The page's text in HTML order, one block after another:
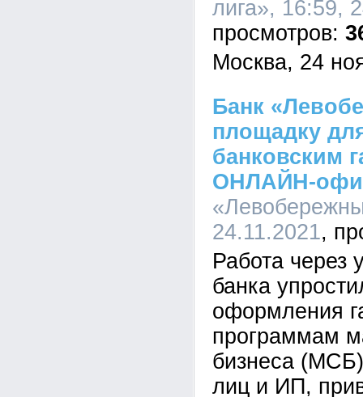
лига», 16:59,
Москва, 24
Банк
площадку
банковским
ОНЛАЙН-
24.11.2021
Работа через
банка
оформления
программам
бизнеса
лиц и ИП,